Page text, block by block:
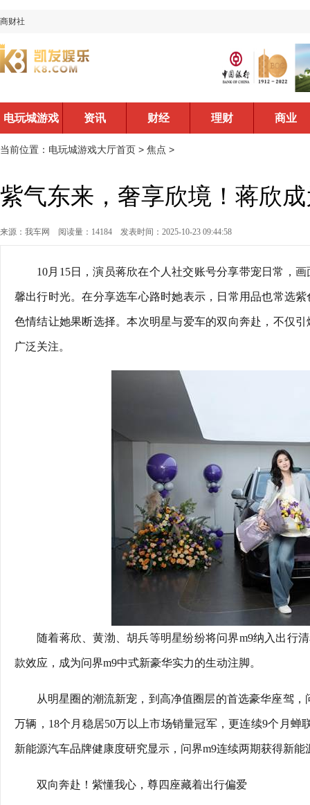
商财社
电玩城游戏
大厅首页
资讯 财经 理财 商业
当前位置： 电玩城游戏大厅首页 > 焦点 >
紫气东来，奢享欣境！蒋欣
来源：我车网 阅读量：14184 发表时间：2025-10-23 09:44:58
10月15日，演员蒋欣在个人社交账号分享带宠日常，
馨出行时光。在分享选车心路时她表示，日常用品也常选
色情结让她果断选择。本次明星与爱车的双向奔赴，不仅
广泛关注。
随着蒋欣、黄渤、胡兵等明星纷纷将问界m9纳入出行
款效应，成为问界m9中式新豪华实力的生动注脚。
从明星圈的潮流新宠，到高净值圈层的首选豪华座驾
万辆，18个月稳居50万以上市场销量冠军，更连续9个月蝉
新能源汽车品牌健康度研究显示，问界m9连续两期获得新能
双向奔赴！紫懂我心，尊四座藏着出行偏爱